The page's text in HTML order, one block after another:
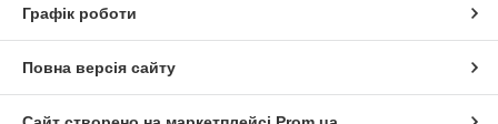
Графік роботи
Повна версія сайту